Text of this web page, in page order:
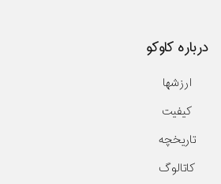
درباره کاوکو
ارزشها
کیفیت
تاریخچه
کاتالوگ